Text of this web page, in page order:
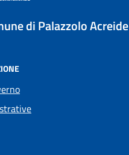
di Palazzolo Acreide